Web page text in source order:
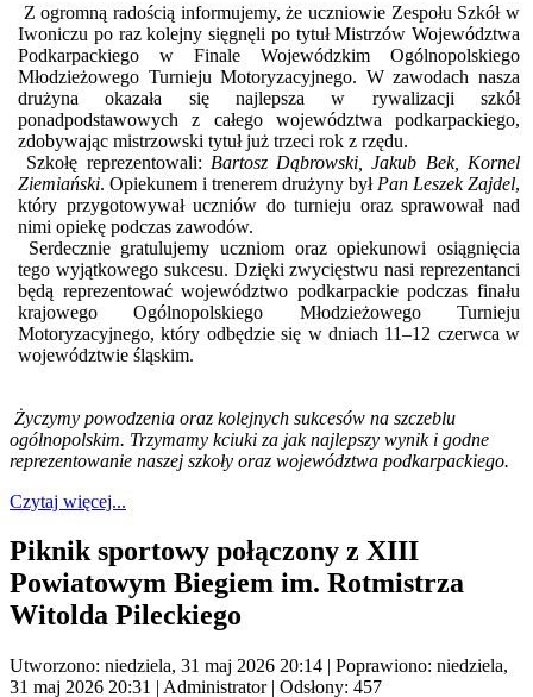
Z ogromną radością informujemy, że uczniowie Zespołu Szkół w
Iwoniczu po raz kolejny sięgnęli po tytuł Mistrzów Województwa
Podkarpackiego w Finale Wojewódzkim Ogólnopolskiego
Młodzieżowego Turnieju Motoryzacyjnego. W zawodach nasza
drużyna okazała się najlepsza w rywalizacji szkół
ponadpodstawowych z całego województwa podkarpackiego,
zdobywając mistrzowski tytuł już trzeci rok z rzędu.
Szkołę reprezentowali: Bartosz Dąbrowski, Jakub Bek, Kornel
Ziemiański. Opiekunem i trenerem drużyny był Pan Leszek Zajdel,
który przygotowywał uczniów do turnieju oraz sprawował nad
nimi opiekę podczas zawodów.
Serdecznie gratulujemy uczniom oraz opiekunowi osiągnięcia
tego wyjątkowego sukcesu. Dzięki zwycięstwu nasi reprezentanci
będą reprezentować województwo podkarpackie podczas finału
krajowego Ogólnopolskiego Młodzieżowego Turnieju
Motoryzacyjnego, który odbędzie się w dniach 11–12 czerwca w
województwie śląskim.
Życzymy powodzenia oraz kolejnych sukcesów na szczeblu
ogólnopolskim. Trzymamy kciuki za jak najlepszy wynik i godne
reprezentowanie naszej szkoły oraz województwa podkarpackiego.
Czytaj więcej...
Piknik sportowy połączony z XIII
Powiatowym Biegiem im. Rotmistrza
Witolda Pileckiego
Utworzono: niedziela, 31 maj 2026 20:14 | Poprawiono: niedziela,
31 maj 2026 20:31 | Administrator| Odsłony: 457